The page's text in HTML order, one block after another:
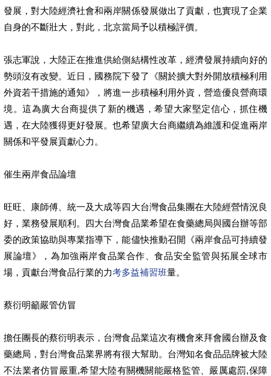
發展，對大陸經濟社會和兩岸關係發展做出了貢獻，也實現了企業
自身的不斷壯大，對此，北京當局予以積極評價。
張志軍說，大陸正在推進供給側結構性改革，經濟發展持續向好的
勢頭沒有改變。近日，國務院下發了《關於擴大對外開放積極利用
外資若干措施的通知》，將進一步積極利用外資，營造優良營商環
境。這為廣大台商提供了新的機遇，希望大家堅定信心，抓住機
遇，在大陸獲得更好發展。也希望廣大台商繼續為維護和促進兩岸
關係和平發展貢獻心力。
催生兩岸食品論壇
旺旺、康師傅、統一及大成等四大台灣食品集團在大陸經營情況良
好，業務發展順利。四大台灣食品業希望在食藥總局與國台辦等部
委的政策協助與專業指導下，能儘快推動召開《兩岸食品可持續發
展論壇》，為加強兩岸食品業合作、食品安全監管與拓展全球市
場，貢獻台灣食品行業的力考多益補習班量。
蔡衍明籲嚴管仿冒
擔任團長的蔡衍明表示，台灣食品業這次有機會來拜會國台辦及食
藥總局，對台灣食品業界將有很大幫助。台灣知名食品品牌被大陸
不法業者仿冒嚴重,希望大陸有關機關能嚴格監管、嚴厲處罰,保障